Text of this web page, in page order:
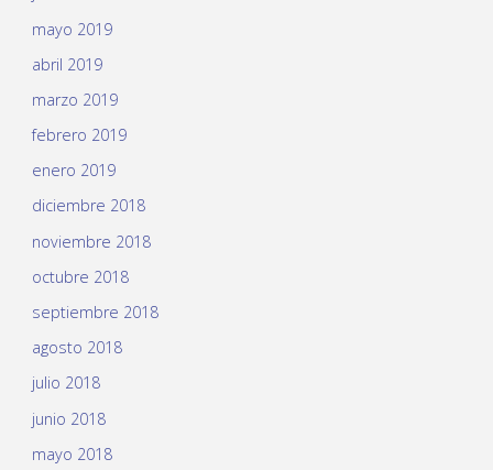
mayo 2019
abril 2019
marzo 2019
febrero 2019
enero 2019
diciembre 2018
noviembre 2018
octubre 2018
septiembre 2018
agosto 2018
julio 2018
junio 2018
mayo 2018